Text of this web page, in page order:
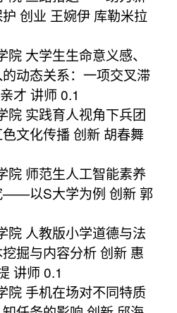
创业 王婉伊 库勒米拉
大学生生命意义感、
动态关系：一项交叉滞
才 讲师 0.1
院 实践育人视角下兵团
文化传播 创新 胡春舞
院 师范生人工智能素养
——以S大学为例 创新 郭
院 人教版小学道德与法
掘与内容分析 创新 惠
讲师 0.1
院 手机在场对不同特质